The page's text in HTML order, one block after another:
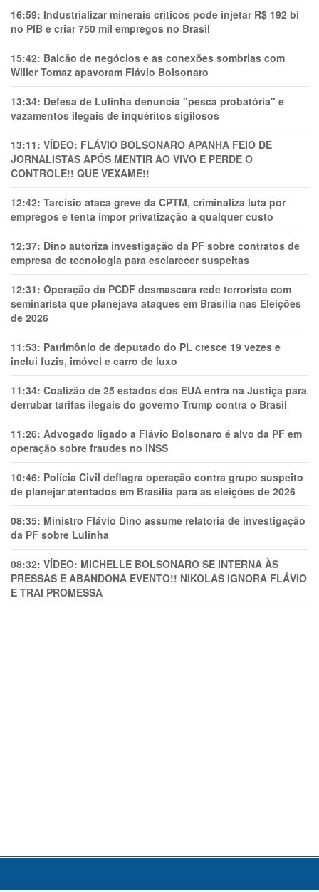
16:59: Industrializar minerais críticos pode injetar R$ 192 bi
no PIB e criar 750 mil empregos no Brasil
15:42: Balcão de negócios e as conexões sombrias com
Willer Tomaz apavoram Flávio Bolsonaro
13:34: Defesa de Lulinha denuncia "pesca probatória" e
vazamentos ilegais de inquéritos sigilosos
13:11: VÍDEO: FLÁVIO BOLSONARO APANHA FEIO DE
JORNALISTAS APÓS MENTIR AO VIVO E PERDE O
CONTROLE!! QUE VEXAME!!
12:42: Tarcísio ataca greve da CPTM, criminaliza luta por
empregos e tenta impor privatização a qualquer custo
12:37: Dino autoriza investigação da PF sobre contratos de
empresa de tecnologia para esclarecer suspeitas
12:31: Operação da PCDF desmascara rede terrorista com
seminarista que planejava ataques em Brasília nas Eleições
de 2026
11:53: Patrimônio de deputado do PL cresce 19 vezes e
inclui fuzis, imóvel e carro de luxo
11:34: Coalizão de 25 estados dos EUA entra na Justiça para
derrubar tarifas ilegais do governo Trump contra o Brasil
11:26: Advogado ligado a Flávio Bolsonaro é alvo da PF em
operação sobre fraudes no INSS
10:46: Polícia Civil deflagra operação contra grupo suspeito
de planejar atentados em Brasília para as eleições de 2026
08:35: Ministro Flávio Dino assume relatoria de investigação
da PF sobre Lulinha
08:32: VÍDEO: MICHELLE BOLSONARO SE INTERNA ÀS
PRESSAS E ABANDONA EVENTO!! NIKOLAS IGNORA FLÁVIO
E TRAl PROMESSA